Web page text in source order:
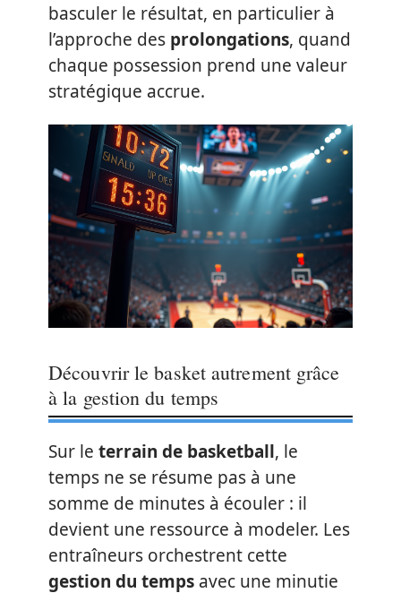
basculer le résultat, en particulier à
l’approche des prolongations, quand
chaque possession prend une valeur
stratégique accrue.
Découvrir le basket autrement grâce
à la gestion du temps
Sur le terrain de basketball, le
temps ne se résume pas à une
somme de minutes à écouler : il
devient une ressource à modeler. Les
entraîneurs orchestrent cette
gestion du temps avec une minutie